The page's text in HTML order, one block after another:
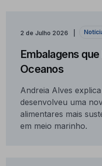
2 de Julho 2026
Embalagens
Oceanos
Andreia Alves
desenvolveu uma
alimentares mais
em meio marinho.